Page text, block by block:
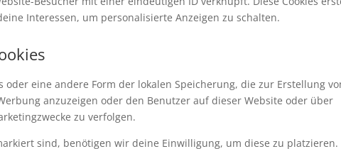
Interessen, um personalisierte Anzeigen zu schalten.
oder eine andere Form der lokalen Speicherung, die zur Erstellung
anzuzeigen oder den Benutzer auf dieser Website oder über
zu verfolgen.
sind, benötigen wir deine Einwilligung, um diese zu platzieren.